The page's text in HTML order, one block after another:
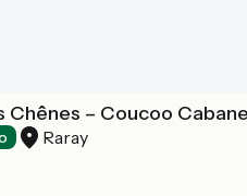
Chênes – Coucoo
Raray